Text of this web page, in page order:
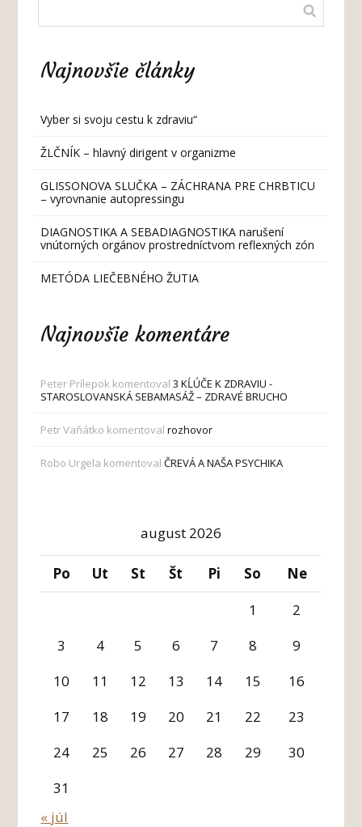
Najnovšie články
Vyber si svoju cestu k zdraviu“
ŽLČNÍK – hlavný dirigent v organizme
GLISSONOVA SLUČKA – ZÁCHRANA PRE CHRBTICU
– vyrovnanie autopressingu
DIAGNOSTIKA A SEBADIAGNOSTIKA narušení
vnútorných orgánov prostredníctvom reflexných zón
METÓDA LIEČEBNÉHO ŽUTIA
Najnovšie komentáre
Peter Prílepok komentoval3 KĹÚČE K ZDRAVIU -
STAROSLOVANSKÁ SEBAMASÁŽ – ZDRAVÉ BRUCHO
Petr Vaňátko komentovalrozhovor
Robo Urgela komentovalČREVÁ A NAŠA PSYCHIKA
august 2026
Po Ut St Št Pi So
Ne
1
2
3
4 5 6 7 8
9
10
11 12 13 14 15
16
17
18 19 20 21 22
23
24
25 26 27 28 29
30
31
« júl